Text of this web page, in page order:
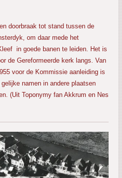
tot stand tussen de
om daar mede het
in goede banen te leiden. Het is
de Gereformeerde kerk langs. Van
voor de Kommissie aanleiding is
namen in andere plaatsen
(Uit Toponymy fan Akkrum en Nes